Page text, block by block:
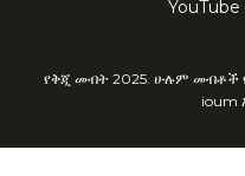
YouTube
የቅጂ መብት 2025. ሁሉም መብቶች
ioum